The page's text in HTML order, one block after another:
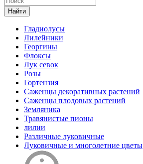
Гладиолусы
Лилейники
Георгины
Флоксы
Лук севок
Розы
Гортензия
Саженцы декоративных растений
Саженцы плодовых растений
Земляника
Травянистые пионы
лилии
Различные луковичные
Луковичные и многолетние цветы